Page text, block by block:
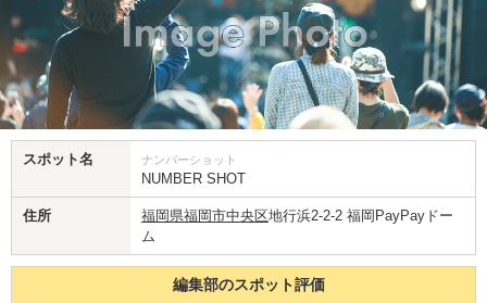
スポット名 ナンバーショット
NUMBER SHOT
住所 福岡県福岡市中央区地行浜2-2-2 福岡PayPayドー
ム
編集部のスポット評価